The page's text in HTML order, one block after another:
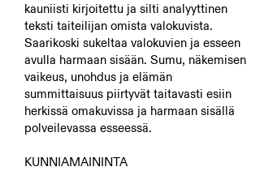
kauniisti kirjoitettu ja silti analyyttinen
teksti taiteilijan omista valokuvista.
Saarikoski sukeltaa valokuvien ja esseen
avulla harmaan sisään. Sumu, näkemisen
vaikeus, unohdus ja elämän
summittaisuus piirtyvät taitavasti esiin
herkissä omakuvissa ja harmaan sisällä
polveilevassa esseessä.
KUNNIAMAININTA